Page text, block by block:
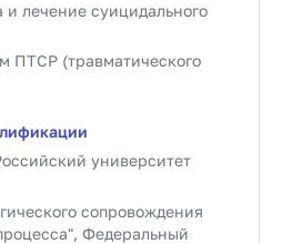
и лечение суицидального
ПТСР (травматического
университет
сопровождения
Федеральный